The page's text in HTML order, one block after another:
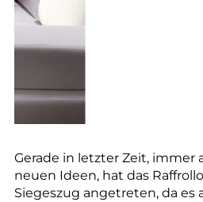
Gerade in letzter Zeit, immer
neuen Ideen, hat das
Siegeszug angetreten, da es